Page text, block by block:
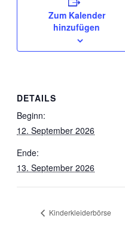
Zum Kalender
hinzufügen
DETAILS
Beginn:
12. September 2026
Ende:
13. September 2026
Kinderkleiderbörse